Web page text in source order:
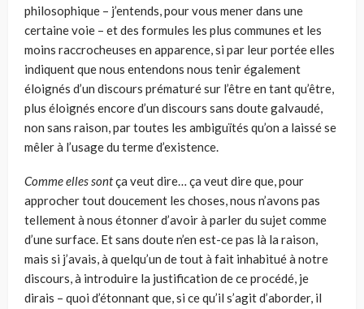
philosophique – j’entends, pour vous mener dans une
certaine voie – et des formules les plus communes et les
moins raccrocheuses en apparence, si par leur portée elles
indiquent que nous entendons nous tenir également
éloignés d’un discours prématuré sur l’être en tant qu’être,
plus éloignés encore d’un discours sans doute galvaudé,
non sans raison, par toutes les ambiguïtés qu’on a laissé se
mêler à l’usage du terme d’existence.
Comme elles sontça veut dire… ça veut dire que, pour
approcher tout dou­cement les choses, nous n’avons pas
tellement à nous étonner d’avoir à parler du sujet comme
d’une surface. Et sans doute n’en est-ce pas là la raison,
mais si j’avais, à quelqu’un de tout à fait inhabitué à notre
discours, à introduire la jus­tification de ce procédé, je
dirais – quoi d’étonnant que, si ce qu’il s’agit d’aborder, il